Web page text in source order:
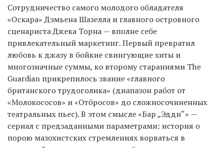
Сотрудничество самого молодого обладателя
«Оскара» Дэмьена Шазелла и главного островного
сценариста Джека Торна — вполне себе
привлекательный маркетинг. Первый превратил
любовь к джазу в бойкие свингующие хиты и
многозначные суммы, ко второму стараниями The
Guardian прикрепилось звание «главного
британского трудоголика» (диапазон работ от
«Молокососов» и «Отбросов» до сложносочиненных
театральных пьес). В этом смысле «Бар „Эдди“» —
сериал с предзаданными параметрами: история о
порою мазохистских стремлениях ворваться в